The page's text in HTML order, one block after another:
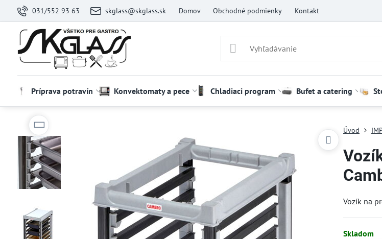
031/552 93 63 skglass@skglass.sk Domov Obchodné podmienky Kontakt
Príprava potravín Konvektomaty a pece Chladiaci program Bufet a catering
Úvod
Vozík na
Skladom